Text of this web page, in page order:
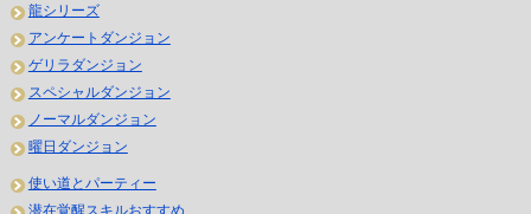
龍シリーズ
アンケートダンジョン
ゲリラダンジョン
スペシャルダンジョン
ノーマルダンジョン
曜日ダンジョン
使い道とパーティー